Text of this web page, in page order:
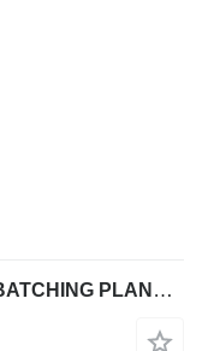
FABO SKIP SYSTEM CONCRETE BATCHING PLANT | 120m3/h Capacity